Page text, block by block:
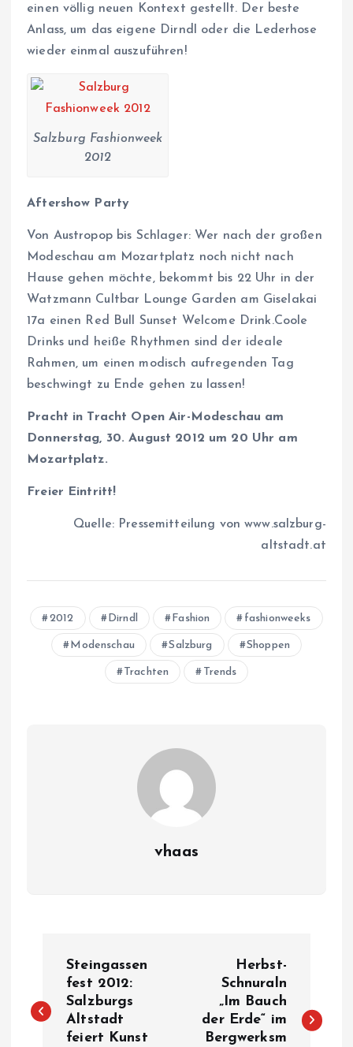
einen völlig neuen Kontext gestellt. Der beste
Anlass, um das eigene Dirndl oder die Lederhose
wieder einmal auszuführen!
Salzburg Fashionweek
2012
Aftershow Party
Von Austropop bis Schlager: Wer nach der großen
Modeschau am Mozartplatz noch nicht nach
Hause gehen möchte, bekommt bis 22 Uhr in der
Watzmann Cultbar Lounge Garden am Giselakai
17a einen Red Bull Sunset Welcome Drink.Coole
Drinks und heiße Rhythmen sind der ideale
Rahmen, um einen modisch aufregenden Tag
beschwingt zu Ende gehen zu lassen!
Pracht in Tracht Open Air-Modeschau am
Donnerstag, 30. August 2012 um 20 Uhr am
Mozartplatz.
Freier Eintritt!
Quelle: Pressemitteilung von www.salzburg-
altstadt.at
2012 Dirndl Fashion fashionweeks
Modenschau Salzburg Shoppen
Trachten Trends
vhaas
i
Steingassen
fest 2012:
Salzburgs
Altstadt
feiert Kunst
Herbst-
Schnuraln
„Im Bauch
der Erde“ im
Bergwerksm